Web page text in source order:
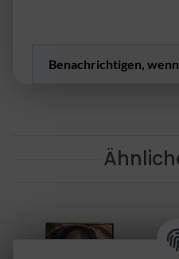
Benachrichtigen,